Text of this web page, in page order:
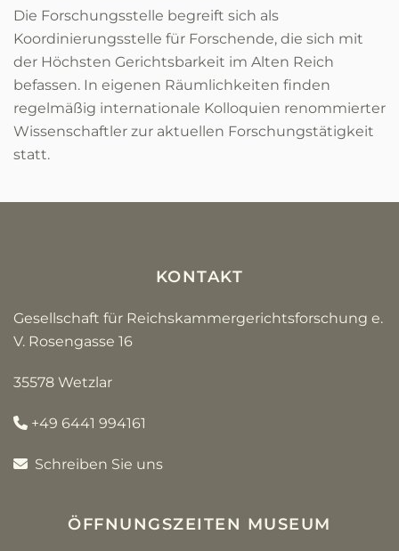
Die Forschungsstelle begreift sich als
Koordinierungsstelle für Forschende, die sich mit
der Höchsten Gerichtsbarkeit im Alten Reich
befassen. In eigenen Räumlichkeiten finden
regelmäßig internationale Kolloquien renommierter
Wissenschaftler zur aktuellen Forschungstätigkeit
statt.
KONTAKT
Gesellschaft für Reichskammergerichtsforschung e.
V. Rosengasse 16
35578 Wetzlar
+49 6441 994161
Schreiben Sie uns
ÖFFNUNGSZEITEN MUSEUM